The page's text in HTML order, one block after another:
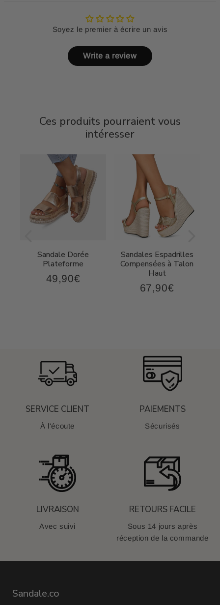
Soyez le premier à écrire un avis
Write a review
Ces produits pourraient vous
intéresser
Sandale Dorée
Plateforme
Prix
49,90€
Sandales Espadrilles
Compensées à Talon
Haut
Prix
67,90€
SERVICE CLIENT
À l'écoute
PAIEMENTS
Sécurisés
LIVRAISON
Avec suivi
RETOURS FACILE
Sous 14 jours après
réception de la commande
Sandale.co